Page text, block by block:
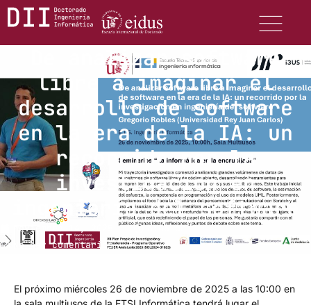
De analizar software
libre a imaginar el
desarrollo de software
en la era de la IA: un
recorrido por la
investigación en
ingeniería del software
noviembre 14, 2025
6:46 pm
No hay comentarios
El próximo miércoles 26 de noviembre de 2025 a las 10:00 en